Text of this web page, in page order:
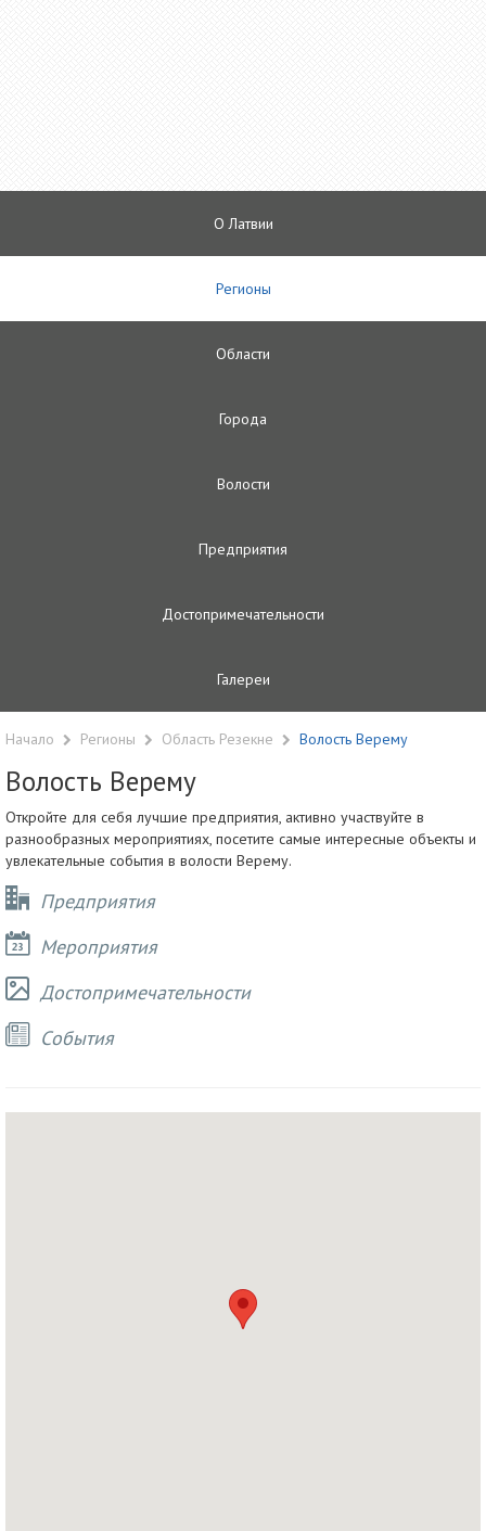
О Латвии
Регионы
Oбласти
Городa
Волости
Предприятия
Достопримечательности
Галереи
Начало Регионы Область Резекне Волость Верему
Волость Верему
Откройте для себя лучшие предприятия, активно участвуйте в
разнообразных мероприятиях, посетите самые интересные объекты и
увлекательные события в волости Верему.
Предприятия
Мероприятия
Достопримечательности
Cобытия